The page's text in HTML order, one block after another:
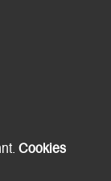
Cookies